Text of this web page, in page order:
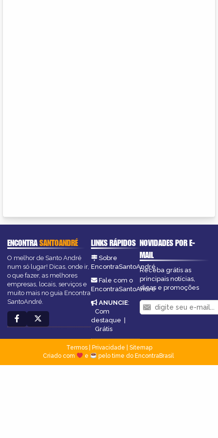
ENCONTRASANTOANDRÉ
O melhor de Santo André
num só lugar! Dicas, onde ir,
o que fazer, as melhores
empresas, locais, serviços e
muito mais no guia Encontra
SantoAndré.
LINKS RÁPIDOS
Sobre
EncontraSantoAndré
Fale com o
EncontraSantoAndré
ANUNCIE:
Com
destaque |
Grátis
NOVIDADES POR E-
MAIL
Receba grátis as
principais notícias,
dicas e promoções
Termos| Privacidade
Sitemap
Criado com
e pelo time do EncontraBrasil